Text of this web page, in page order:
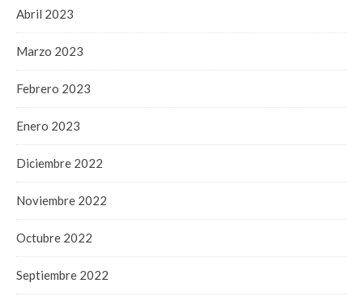
Abril 2023
Marzo 2023
Febrero 2023
Enero 2023
Diciembre 2022
Noviembre 2022
Octubre 2022
Septiembre 2022